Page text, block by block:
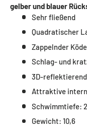
gelber und blauer
Sehr fließend
Quadratischer
Zappelnder
Schlag- und
3D-
Attraktive
Schwimmtiefe:
Gewicht: 10,6